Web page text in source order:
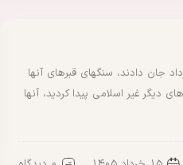
کنید، بررسی کنید اشخاصی که در 15 خرداد جان دادند، سنگهای قبرهای آنها
دیگر غیر اسلامی پیدا کردید، آنها